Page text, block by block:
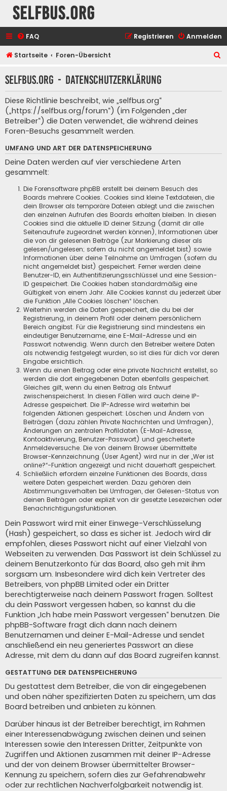
selfbus.org
FAQ Anmelden
Registrieren
Startseite Foren-Übersicht
h
selfbus.org - Datenschutzerklärung
Diese Richtlinie beschreibt, wie „selfbus.org“
(„https://selfbus.org/forum“) (im Folgenden „der
Betreiber“) die Daten verwendet, die während deines
Foren-Besuchs gesammelt werden.
UMFANG UND ART DER DATENSPEICHERUNG
Deine Daten werden auf vier verschiedene Arten
gesammelt:
Die Forensoftware phpBB erstellt bei deinem Besuch des
Boards mehrere Cookies. Cookies sind kleine Textdateien, die
dein Browser als temporäre Dateien ablegt und die zwischen
den einzelnen Aufrufen des Boards erhalten bleiben. In diesen
Cookies sind die aktuelle ID deiner Sitzung (damit dir alle
Seitenaufrufe zugeordnet werden können), Informationen über
die von dir gelesenen Beiträge (zur Markierung dieser als
gelesen/ungelesen; sofern du nicht angemeldet bist) sowie
Informationen über deine Teilnahme an Umfragen (sofern du
nicht angemeldet bist) gespeichert. Ferner werden deine
Benutzer-ID, ein Authentifizierungsschlüssel und eine Session-
ID gespeichert. Die Cookies haben standardmäßig eine
Gültigkeit von einem Jahr. Alle Cookies kannst du jederzeit über
die Funktion „Alle Cookies löschen“ löschen.
Weiterhin werden die Daten gespeichert, die du bei der
Registrierung, in deinem Profil oder deinem persönlichem
Bereich angibst. Für die Registrierung sind mindestens ein
eindeutiger Benutzername, eine E-Mail-Adresse und ein
Passwort notwendig. Wenn durch den Betreiber weitere Daten
als notwendig festgelegt wurden, so ist dies für dich vor deren
Eingabe ersichtlich.
Wenn du einen Beitrag oder eine private Nachricht erstellst, so
werden die dort eingegebenen Daten ebenfalls gespeichert.
Gleiches gilt, wenn du einen Beitrag als Entwurf
zwischenspeicherst. In diesen Fällen wird auch deine IP-
Adresse gespeichert. Die IP-Adresse wird weiterhin bei
folgenden Aktionen gespeichert: Löschen und Ändern von
Beiträgen (dazu zählen Private Nachrichten und Umfragen),
Änderungen an zentralen Profildaten (E-Mail-Adresse,
Kontoaktivierung, Benutzer-Passwort) und gescheiterte
Anmeldeversuche. Die von deinem Browser übermittelte
Browser-Kennzeichnung (User Agent) wird nur in der „Wer ist
online?“-Funktion angezeigt und nicht dauerhaft gespeichert.
Schließlich erfordern einzelne Funktionen des Boards, dass
weitere Daten gespeichert werden. Dazu gehören dein
Abstimmungsverhalten bei Umfragen, der Gelesen-Status von
deinen Beiträgen oder explizit von dir gesetzte Lesezeichen oder
Benachrichtigungsfunktionen.
Dein Passwort wird mit einer Einwege-Verschlüsselung
(Hash) gespeichert, so dass es sicher ist. Jedoch wird dir
empfohlen, dieses Passwort nicht auf einer Vielzahl von
Webseiten zu verwenden. Das Passwort ist dein Schlüssel zu
deinem Benutzerkonto für das Board, also geh mit ihm
sorgsam um. Insbesondere wird dich kein Vertreter des
Betreibers, von phpBB Limited oder ein Dritter
berechtigterweise nach deinem Passwort fragen. Solltest
du dein Passwort vergessen haben, so kannst du die
Funktion „Ich habe mein Passwort vergessen“ benutzen. Die
phpBB-Software fragt dich dann nach deinem
Benutzernamen und deiner E-Mail-Adresse und sendet
anschließend ein neu generiertes Passwort an diese
Adresse, mit dem du dann auf das Board zugreifen kannst.
GESTATTUNG DER DATENSPEICHERUNG
Du gestattest dem Betreiber, die von dir eingegebenen
und oben näher spezifizierten Daten zu speichern, um das
Board betreiben und anbieten zu können.
Darüber hinaus ist der Betreiber berechtigt, im Rahmen
einer Interessenabwägung zwischen deinen und seinen
Interessen sowie den Interessen Dritter, Zeitpunkte von
Zugriffen und Aktionen zusammen mit deiner IP-Adresse
und der von deinem Browser übermittelter Browser-
Kennung zu speichern, sofern dies zur Gefahrenabwehr
oder zur rechtlichen Nachverfolgbarkeit notwendig ist.